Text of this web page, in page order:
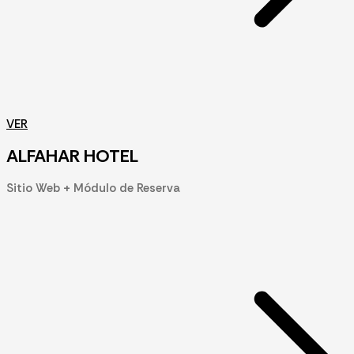
VER
ALFAHAR HOTEL
Sitio Web + Módulo de Reserva